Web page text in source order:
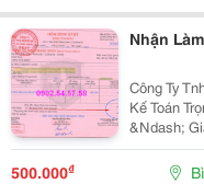
Nhận
Công Ty
Kế Toán
&Ndash;
Yên Tâm Hoạt Động . 1-
Đại Diện
500.000₫